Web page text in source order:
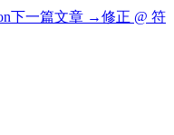
下一篇文章 →修正 @ 符